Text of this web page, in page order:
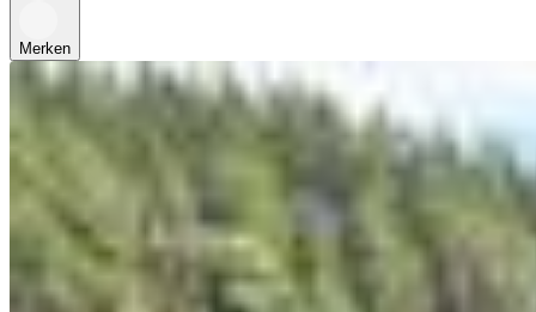
Merken